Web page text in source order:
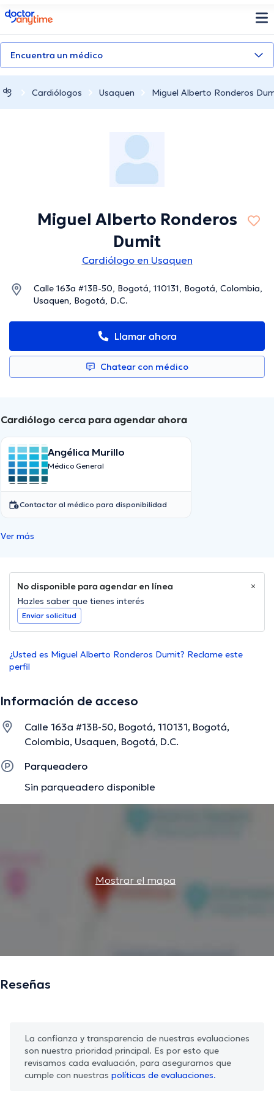
doctoranytime
Encuentra un médico
Cardiólogos Usaquen Miguel Alberto Ronderos
Miguel Alberto Ronderos
Dumit
Cardiólogo en Usaquen
Calle 163a #13B-50, Bogotá, 110131, Bogotá, Colombia,
Usaquen, Bogotá, D.C.
Llamar ahora
Chatear con médico
Cardiólogo cerca para agendar ahora
Angélica Murillo
Médico General
Contactar al médico para disponibilidad
Ver más
No disponible para agendar en línea
Hazles saber que tienes interés
Enviar solicitud
¿Usted es Miguel Alberto Ronderos Dumit? Reclame este
perfil
Información de acceso
Calle 163a #13B-50, Bogotá, 110131, Bogotá,
Colombia, Usaquen, Bogotá, D.C.
Parqueadero
Sin parqueadero disponible
Mostrar el mapa
Reseñas
La confianza y transparencia de nuestras evaluaciones
son nuestra prioridad principal. Es por esto que
revisamos cada evaluación, para asegurarnos que
cumple con nuestras políticas de evaluaciones.